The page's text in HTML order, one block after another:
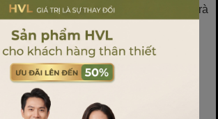
85 °C cho trà xanh, và 95-100 °C cho trà
Bỏ túi lọc trà vào cốc, rồi thêm nước
ngập ½ túi trà.
cốc đợi trà ngấm khoảng 2-3 phút với
trà đen hoặc thảo mộc. Bạn có thể
hãm tuỳ khẩu vị.